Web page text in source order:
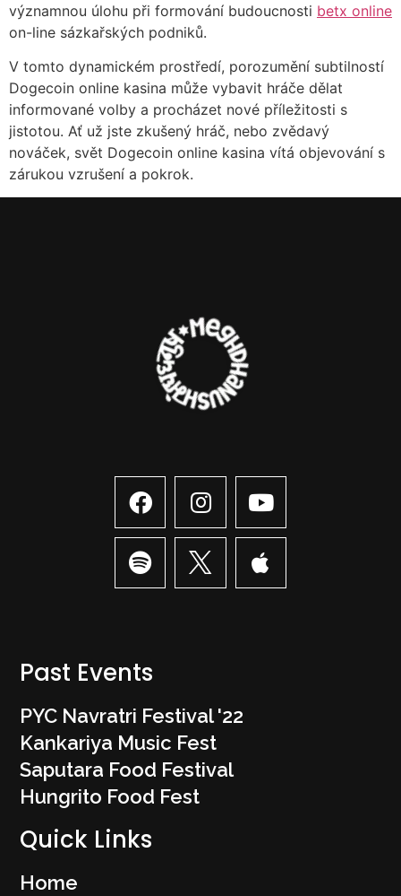
významnou úlohu při formování budoucnosti betx online
on-line sázkařských podniků.
V tomto dynamickém prostředí, porozumění subtilností
Dogecoin online kasina může vybavit hráče dělat
informované volby a procházet nové příležitosti s
jistotou. Ať už jste zkušený hráč, nebo zvědavý
nováček, svět Dogecoin online kasina vítá objevování s
zárukou vzrušení a pokrok.
Past Events
PYC Navratri Festival '22
Kankariya Music Fest
Saputara Food Festival
Hungrito Food Fest
Quick Links
Home